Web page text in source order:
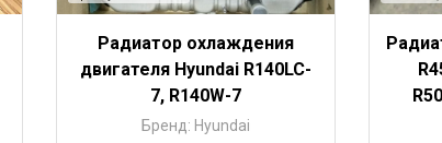
Радиатор охлаждения
двигателя Hyundai R140LC-
7, R140W-7
Бренд: Hyundai